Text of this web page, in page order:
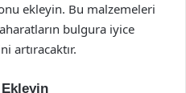
ekleyin. Bu malzemeleri
bulgura iyice
artıracaktır.
Ekleyin